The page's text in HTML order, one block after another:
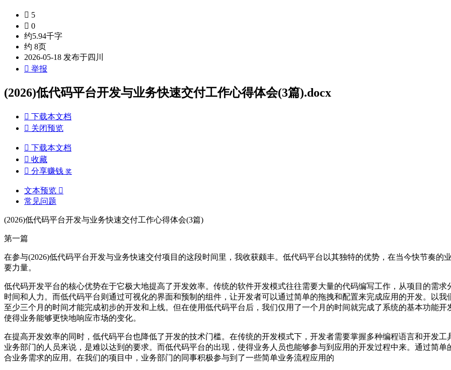
 5
 0
约5.94千字
约 8页
2026-05-18 发布于四川
 举报
(2026)低代码平台开发与业务快速交付工作心得体会(3篇).docx
 下载本文档
 关闭预览
 下载本文档
 收藏
 分享赚钱 奖
文本预览 
常见问题
(2026)低代码平台开发与业务快速交付工作心得体会(3篇)
第一篇
在参与(2026)低代码平台开发与业务快速交付项目的这段时间里，我收获颇丰。低代码平台以其独特的优势，在当今快节奏
要力量。
低代码开发平台的核心优势在于它极大地提高了开发效率。传统的软件开发模式往往需要大量的代码编写工作，从项目的需
时间和人力。而低代码平台则通过可视化的界面和预制的组件，让开发者可以通过简单的拖拽和配置来完成应用的开发。以
至少三个月的时间才能完成初步的开发和上线。但在使用低代码平台后，我们仅用了一个月的时间就完成了系统的基本功能
使得业务能够更快地响应市场的变化。
在提高开发效率的同时，低代码平台也降低了开发的技术门槛。在传统的开发模式下，开发者需要掌握多种编程语言和开发
业务部门的人员来说，是难以达到的要求。而低代码平台的出现，使得业务人员也能够参与到应用的开发过程中来。通过简
合业务需求的应用。在我们的项目中，业务部门的同事积极参与到了一些简单业务流程应用的